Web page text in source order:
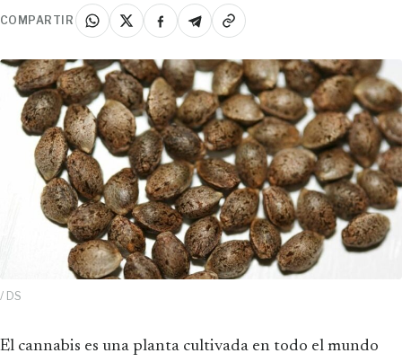
COMPARTIR
/ DS
El cannabis es una planta cultivada en todo el mundo